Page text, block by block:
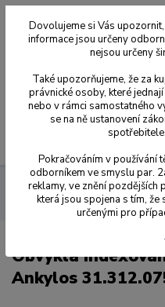
Dynamic Abutment
075
Obvyklá indexovaná
Obvyklá
Ankylos
Dovolujeme si Vás
informace jsou určeny
nejsou určeny
Také upozorňujeme, že za
právnické osoby, které
nebo v rámci samostatného
se na ně ustanovení
Pokračováním v používání
odborníkem ve smyslu par.
reklamy, ve znění pozdějších
která jsou spojena s tím, že
určenými pro